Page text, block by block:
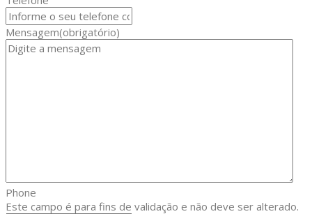
Mensagem(obrigatório)
Phone
Este campo é para fins de validação e não deve ser alterado.